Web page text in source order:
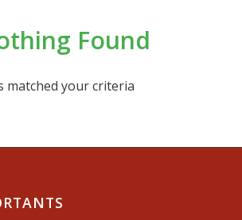
Found
matched your criteria